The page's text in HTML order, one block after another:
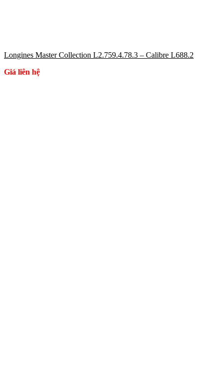
Longines Master Collection L2.759.4.78.3 – Calibre L688.2
Giá liên hệ